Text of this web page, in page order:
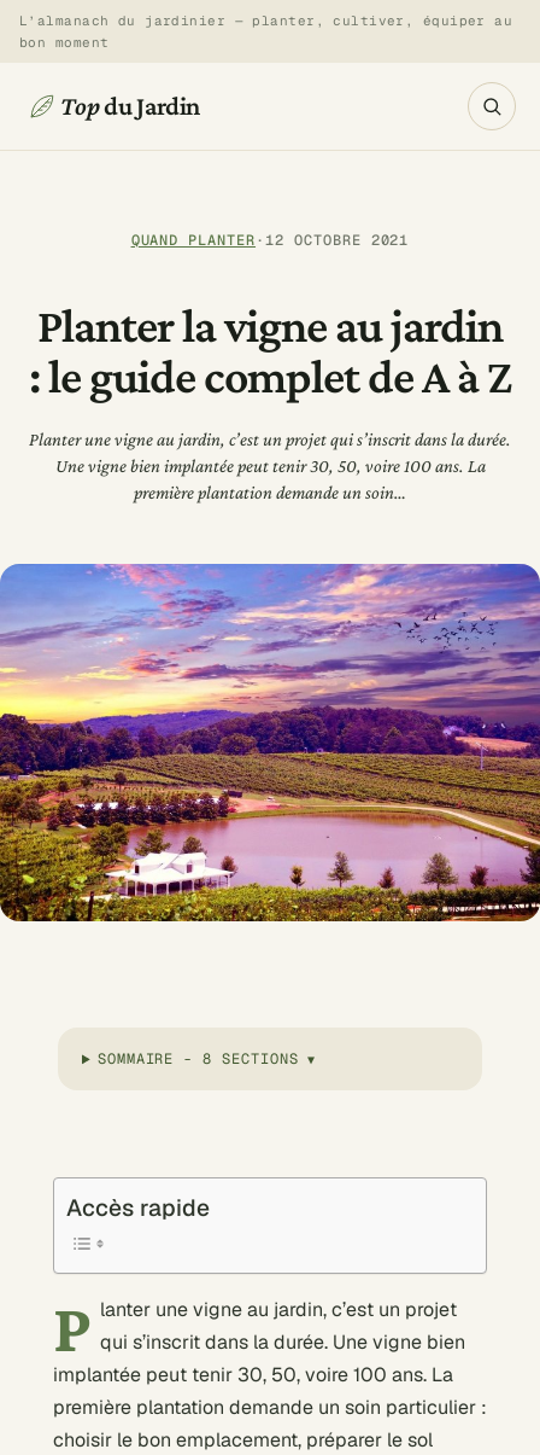
AllerL’almanach du jardinier — planter, cultiver, équiper au
bon moment
Topdu Jardin
QUAND PLANTER·12 OCTOBRE 2021
Planter la vigne au jardin
: le guide complet de A à Z
Planter une vigne au jardin, c’est un projet qui s’inscrit dans la durée.
Une vigne bien implantée peut tenir 30, 50, voire 100 ans. La
première plantation demande un soin…
SOMMAIRE - 8 SECTIONS
Accès rapide
P lanter une vigne au jardin, c’est un projet
qui s’inscrit dans la durée. Une vigne bien
implantée peut tenir 30, 50, voire 100 ans. La
première plantation demande un soin particulier :
choisir le bon emplacement, préparer le sol